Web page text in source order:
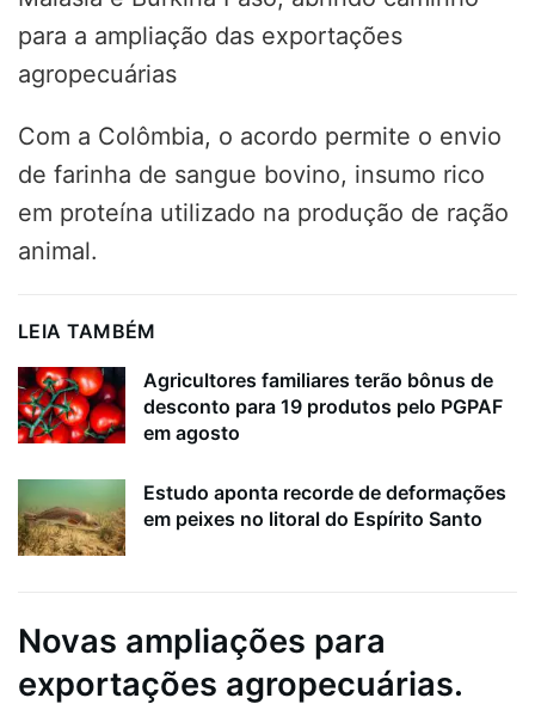
para a ampliação das exportações
agropecuárias
Com a Colômbia, o acordo permite o envio
de farinha de sangue bovino, insumo rico
em proteína utilizado na produção de ração
animal.
LEIA TAMBÉM
Agricultores familiares terão bônus de
desconto para 19 produtos pelo PGPAF
em agosto
Estudo aponta recorde de deformações
em peixes no litoral do Espírito Santo
Novas ampliações para
exportações agropecuárias.